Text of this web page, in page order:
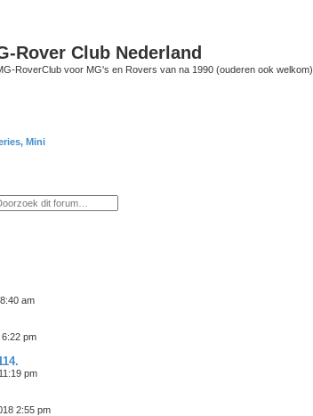
Rover Club Nederland
RoverClub voor MG's en Rovers van na 1990 (ouderen ook welkom)
Mini
zoeken
am
pm
pm
2:55 pm